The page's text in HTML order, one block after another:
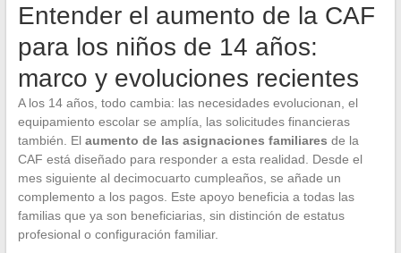
Entender el aumento de la CAF
para los niños de 14 años:
marco y evoluciones recientes
A los 14 años, todo cambia: las necesidades evolucionan, el
equipamiento escolar se amplía, las solicitudes financieras
también. El aumento de las asignaciones familiares de la
CAF está diseñado para responder a esta realidad. Desde el
mes siguiente al decimocuarto cumpleaños, se añade un
complemento a los pagos. Este apoyo beneficia a todas las
familias que ya son beneficiarias, sin distinción de estatus
profesional o configuración familiar.